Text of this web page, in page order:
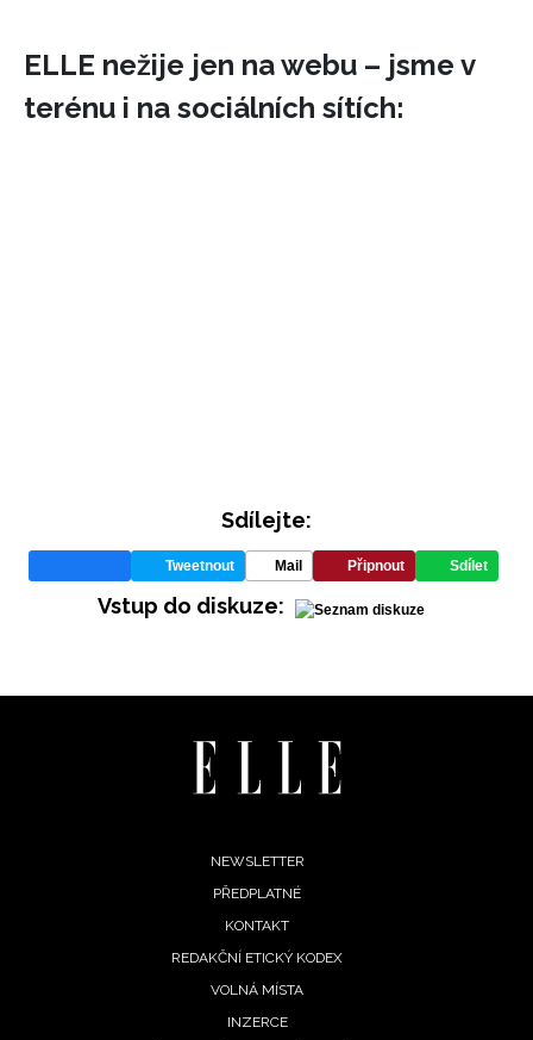
INFORMACE
ELLE nežije jen na webu – jsme v
terénu i na sociálních sítích:
Sdílejte:
Tweetnout Mail Připnout Sdílet
Vstup do diskuze:
NEWSLETTER
PŘEDPLATNÉ
KONTAKT
REDAKČNÍ ETICKÝ KODEX
VOLNÁ MÍSTA
INZERCE